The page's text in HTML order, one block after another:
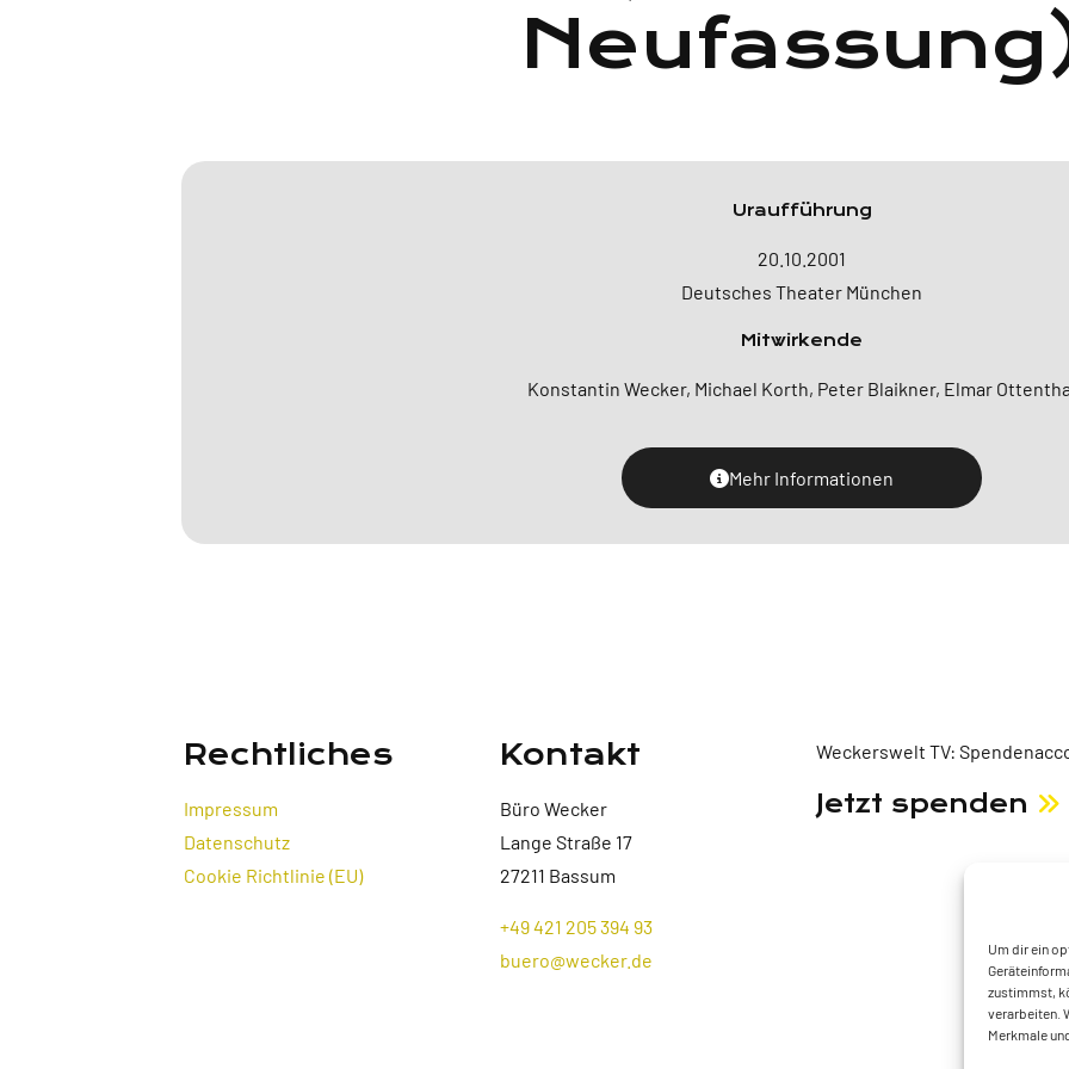
Um dir ein
zustimmst,
verarbeiten.
Merkmale
Uraufführung
20.10.2001
Deutsches Theater München
Mitwirkende
Konstantin Wecker, Michael Korth, Peter Blaikner, Elmar
Mehr Informationen
Rechtliches
Impressum
Datenschutz
Cookie Richtlinie (EU)
Kontakt
Büro Wecker
Lange Straße 17
27211 Bassum
+49 421 205 394 93
buero@wecker.de
Weckerswelt TV:
Jetzt spenden